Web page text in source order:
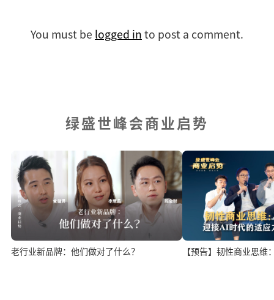
You must be logged in to post a comment.
绿盛世峰会商业启势
老行业新品牌：他们做对了什么？ 【预告】韧性商业思